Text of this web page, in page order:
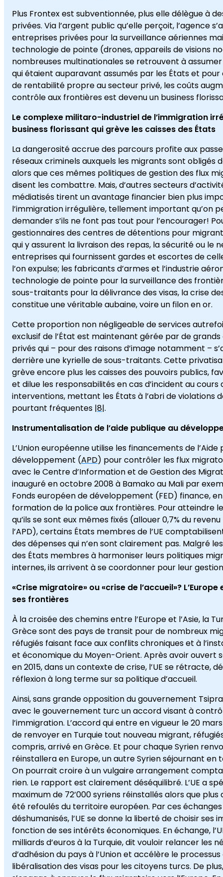
Plus Frontex est subventionnée, plus elle délègue à
privées. Via l’argent public qu’elle perçoit, l’agence
entreprises privées pour la surveillance aériennes
technologie de pointe (drones, appareils de visions
nombreuses multinationales se retrouvent à assumer
qui étaient auparavant assumés par les États et pour
de rentabilité propre au secteur privé, les coûts
contrôle aux frontières est devenu un business
Le complexe militaro-industriel de l’immigration
business florissant qui grève les caisses des États
La dangerosité accrue des parcours profite aux
réseaux criminels auxquels les migrants sont obligés
alors que ces mêmes politiques de gestion des flux
disent les combattre. Mais, d’autres secteurs
médiatisés tirent un avantage financier bien plus
l’immigration irrégulière, tellement important qu’on
demander s’ils ne font pas tout pour l’encourager!
gestionnaires des centres de détentions pour
qui y assurent la livraison des repas, la sécurité ou le
entreprises qui fournissent gardes et escortes de
l’on expulse; les fabricants d’armes et l’industrie
technologie de pointe pour la surveillance des
sous-traitants pour la délivrance des visas, la crise
constitue une véritable aubaine, voire un filon en or.
Cette proportion non négligeable de services
exclusif de l’État est maintenant gérée par de
privés qui – pour des raisons d’image notamment –
derrière une kyrielle de sous-traitants. Cette
grève encore plus les caisses des pouvoirs publics,
et dilue les responsabilités en cas d’incident au cours
interventions, mettant les États à l’abri de violations
pourtant fréquentes |8|.
Instrumentalisation de l’aide publique au
L’Union européenne utilise les financements de l’Aide
développement (APD) pour contrôler les flux
avec le Centre d’Information et de Gestion des
inauguré en octobre 2008 à Bamako au Mali par
Fonds européen de développement (FED) finance,
formation de la police aux frontières. Pour atteindre
qu’ils se sont eux mêmes fixés (allouer 0,7% du
l’APD), certains États membres de l’UE
des dépenses qui n’en sont clairement pas. Malgré
des États membres à harmoniser leurs politiques
internes, ils arrivent à se coordonner pour leur
«Crise migratoire» ou «crise de l’accueil»?
ses frontières
À la croisée des chemins entre l’Europe et l’Asie, la
Grèce sont des pays de transit pour de nombreux
réfugiés faisant face aux conflits chroniques et à
et économique du Moyen-Orient. Après avoir ouvert
en 2015, dans un contexte de crise, l’UE se rétracte,
réflexion à long terme sur sa politique d’accueil.
Ainsi, sans grande opposition du gouvernement
avec le gouvernement turc un accord visant à
l’immigration. L’accord qui entre en vigueur le 20
de renvoyer en Turquie tout nouveau migrant,
compris, arrivé en Grèce. Et pour chaque Syrien
réinstallera en Europe, un autre Syrien séjournant en
On pourrait croire à un vulgaire arrangement
rien. Le rapport est clairement déséquilibré. L’UE a
maximum de 72’000 syriens réinstallés alors que plus
été refoulés du territoire européen. Par ces échanges
déshumanisés, l’UE se donne la liberté de choisir ses
fonction de ses intérêts économiques. En échange,
milliards d’euros à la Turquie, dit vouloir relancer les
d’adhésion du pays à l’Union et accélère le processus
libéralisation des visas pour les citoyens turcs. De